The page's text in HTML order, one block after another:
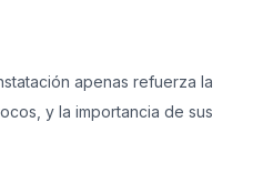
apenas refuerza la
y la importancia de sus